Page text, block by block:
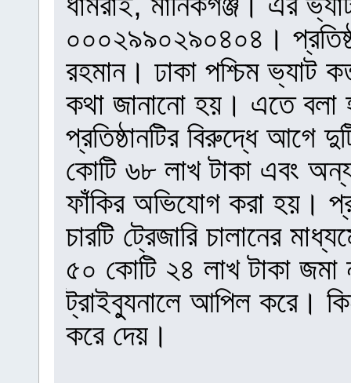
০০০২৯৯০২৯০৪০৪।
রহমান। ঢাকা পশ্চিম ভ্যাট
কথা জানানো হয়। এতে বলা
প্রতিষ্ঠানটির বিরুদ্ধে আগে
কোটি ৬৮ লাখ টাকা এবং
ফাঁকির অভিযোগ করা হয়।
চারটি ট্রেজারি চালানের
৫০ কোটি ২৪ লাখ টাকা জমা
ট্রাইব্যুনালে আপিল করে।
করে দেয়।